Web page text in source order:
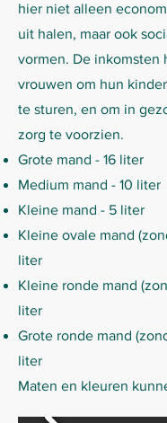
hier niet alleen
uit halen, maar ook
vormen. De inkomsten
vrouwen om hun
te sturen, en om in
zorg te voorzien.
Grote mand - 16 liter
Medium mand - 10 liter
Kleine mand - 5 liter
Kleine ovale mand
liter
Kleine ronde mand
liter
Grote ronde mand
liter
Maten en kleuren